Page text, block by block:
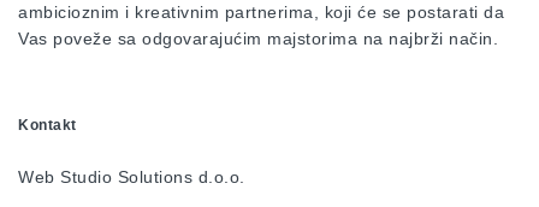
ambicioznim i kreativnim partnerima, koji će se postarati da
Vas poveže sa odgovarajućim majstorima na najbrži način.
Kontakt
Web Studio Solutions d.o.o.